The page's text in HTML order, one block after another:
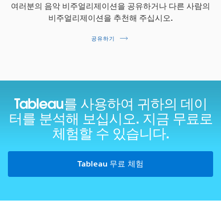
여러분의 음악 비주얼리제이션을 공유하거나 다른 사람의
비주얼리제이션을 추천해 주십시오.
공유하기
Tableau를 사용하여 귀하의 데이
터를 분석해 보십시오. 지금 무료로
체험할 수 있습니다.
Tableau 무료 체험